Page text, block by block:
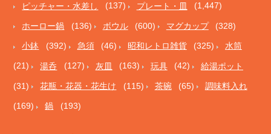
ピッチャー・水差し (137) プレート・皿 (1,447)
ホーロー鍋 (136) ボウル (600) マグカップ (328)
小鉢 (392) 急須 (46) 昭和レトロ雑貨 (325) 水筒
(21) 湯呑 (127) 灰皿 (163) 玩具 (42) 給湯ポット
(31) 花瓶・花器・花生け (115) 茶碗 (65) 調味料入れ
(169) 鍋 (193)